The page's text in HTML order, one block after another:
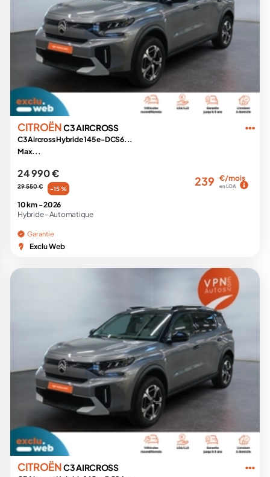
CITROËNC3 AIRCROSS
C3 Aircross Hybride 145 e-DCS6...
Max...
24 990 €
29 550 € -15 %
239 €/mois
en LOA
10 km -2026
Hybride - Automatique
Garantie
Exclu Web
CITROËNC3 AIRCROSS